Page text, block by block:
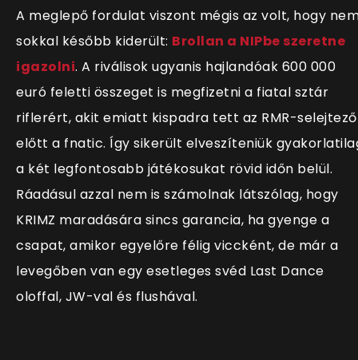
A meglepő fordulat viszont mégis az volt, hogy
sokkal később kiderült: Brollan a NIPbe szeretne
igazolni. A riválisok ugyanis hajlandóak 600 000
euró feletti összeget is megfizetni a fiatal sztár
riflerért, akit emiatt kispadra tett az RMR-
előtt a fnatic. Így sikerült elveszíteniük
a két legfontosabb játékosukat rövid időn belül.
Ráadásul azzal nem is számolnak látszólag, hogy
KRIMZ maradására sincs garancia, ha gyenge a
csapat, amikor egyelőre félig viccként, de már a
levegőben van egy esetleges svéd Last Dance
oloffal, JW-val és flushával.